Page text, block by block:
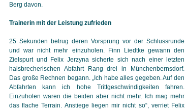
Berg davon.
Trainerin mit der Leistung zufrieden
25 Sekunden betrug deren Vorsprung vor der Schlussrunde
und war nicht mehr einzuholen. Finn Liedtke gewann den
Zielspurt und Felix Jerzyna sicherte sich nach einer letzten
halsbrecherischen Abfahrt Rang drei in Münchenbernsdorf.
Das große Rechnen begann. „Ich habe alles gegeben. Auf den
Abfahrten kann ich hohe Trittgeschwindigkeiten fahren.
Einzuholen waren die beiden aber nicht mehr. Ich mag mehr
das flache Terrain. Anstiege liegen mir nicht so“, verriet Felix